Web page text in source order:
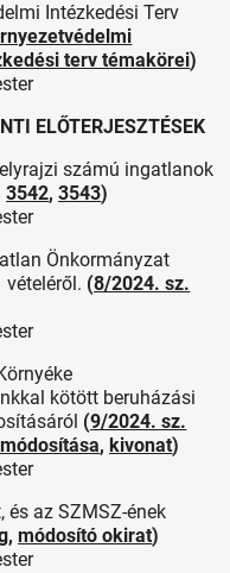
Intézkedési Terv
terv témakörei)
ELŐTERJESZTÉSEK
számú ingatlanok
3542,3543)
Önkormányzat
(8/2024. sz.
kötött beruházási
(9/2024. sz.
, kivonat)
és az SZMSZ-ének
,módosító okirat)